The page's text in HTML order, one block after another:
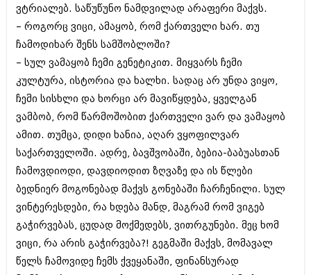
სექტემბერი 2017 (261)
აგვისტო 2017 (212)
ივლისი 2017 (233)
ივნისი 2017 (265)
მაისი 2017 (216)
აპრილი 2017 (220)
მარტი 2017 (212)
თებერვალი 2017 (205)
იანვარი 2017 (246)
დეკემბერი 2016 (207)
ოქტომბერი 2016 (257)
სექტემბერი 2016 (224)
აგვისტო 2016 (258)
ივლისი 2016 (211)
ივნისი 2016 (221)
მაისი 2016 (261)
აპრილი 2016 (215)
მარტი 2016 (200)
თებერვალი 2016 (250)
ვტრიალებ. საწუწუნო ნამდვილად არაფერი მაქვს.
– როგორც ვიცი, ამაყობ, რომ ქართველი ხარ. თუ
ჩამოდიხარ შენს სამშობლოში?
– სულ ვამაყობ ჩემი გენეტიკით. მიყვარს ჩემი
კულტურა, ისტორია და ხალხი. სადაც არ უნდა ვიყო,
ჩემი სისხლი და ხორცი არ მავიწყდება, ყველგან
ვამბობ, რომ წარმოშობით ქართველი ვარ და ვამაყობ
ამით. თუმცა, დიდი ხანია, აღარ ვყოფილვარ
საქართველოში. ადრე, ბავშვობაში, ბებია-ბაბუასთან
ჩამოვდიოდი, დავდიოდით ზღვაზე და ის წლები
ბედნიერ მოგონებად მაქვს გონებაში ჩარჩენილი. სულ
ვინტერესდები, რა ხდება მანდ, მაგრამ რომ ვიგებ
გაჭირვებას, ცუდად მოქმედებს, ვითრგუნები. მეც ხომ
ვიცი, რა არის გაჭირვება?! გეგმაში მაქვს, მომავალ
წელს ჩამოვიდე ჩემს ქვეყანაში, ფინანსურად